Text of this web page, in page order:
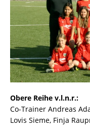
Obere Reihe v.l.n.r.:
Co-Trainer Andreas
Lovis Sieme, Finja